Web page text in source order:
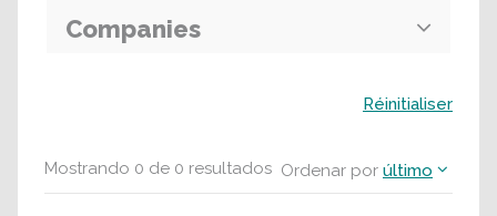
Mostrando 0 de 0 resultados Ordenar por último
Companies
Réinitialiser